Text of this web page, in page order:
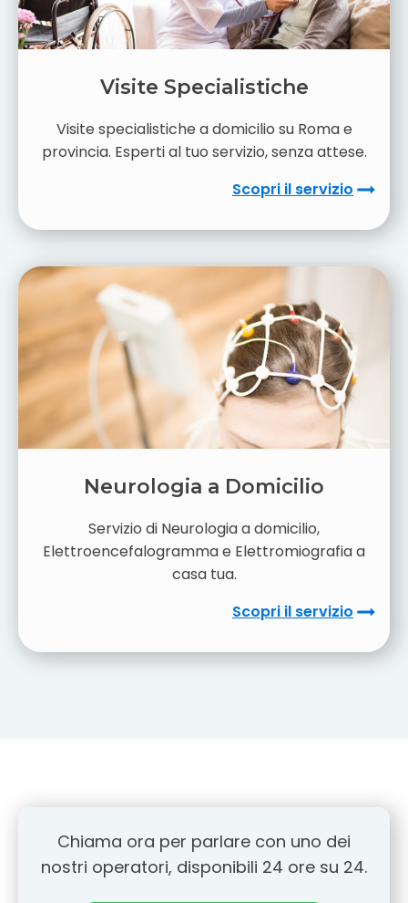
Visite Specialistiche
Visite specialistiche a domicilio su Roma e
provincia. Esperti al tuo servizio, senza attese.
Scopri il servizio
Neurologia a Domicilio
Servizio di Neurologia a domicilio,
Elettroencefalogramma e Elettromiografia a
casa tua.
Scopri il servizio
Chiama ora per parlare con uno dei
nostri operatori, disponibili 24 ore su 24.